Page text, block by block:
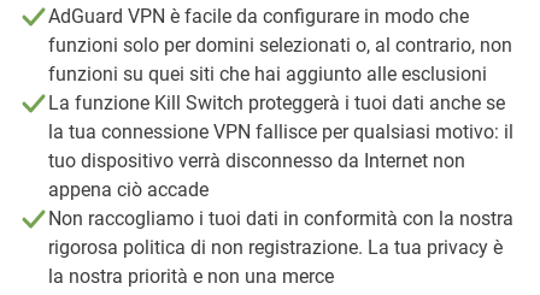
AdGuard VPN è facile da configurare in modo che
funzioni solo per domini selezionati o, al contrario, non
funzioni su quei siti che hai aggiunto alle esclusioni
La funzione Kill Switch proteggerà i tuoi dati anche se
la tua connessione VPN fallisce per qualsiasi motivo: il
tuo dispositivo verrà disconnesso da Internet non
appena ciò accade
Non raccogliamo i tuoi dati in conformità con la nostra
rigorosa politica di non registrazione. La tua privacy è
la nostra priorità e non una merce